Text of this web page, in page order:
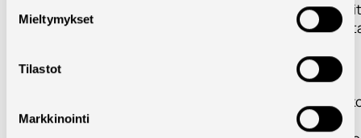
Mieltymykset
Tilastot
Markkinointi
vaatii
Savonia-
koulutusalat